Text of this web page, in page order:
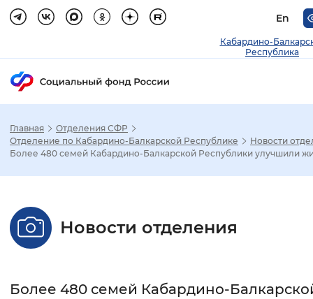
En
Кабардино-
Республика
Настройка режима отображения
Стандартный Увеличенный
Главная
Отделения СФР
Отделение по Кабардино-Балкарской Республике
Новости
Более 480 семей Кабардино-Балкарской Республики улучшили
Новости отделения
Более 480 семей Кабардино-